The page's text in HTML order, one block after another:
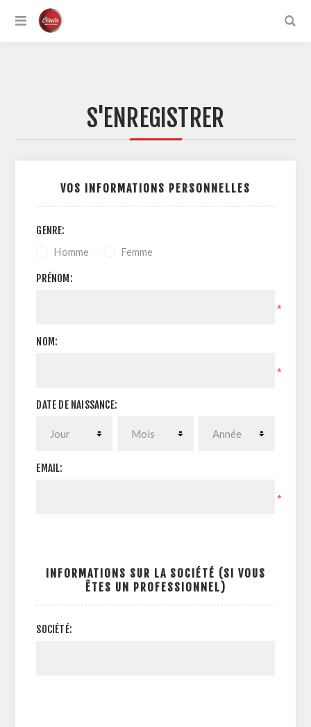
S'ENREGISTRER
VOS INFORMATIONS PERSONNELLES
GENRE:
Homme Femme
PRÉNOM:
*
NOM:
*
DATE DE NAISSANCE:
EMAIL:
*
INFORMATIONS SUR LA SOCIÉTÉ (SI VOUS
ÊTES UN PROFESSIONNEL)
SOCIÉTÉ: